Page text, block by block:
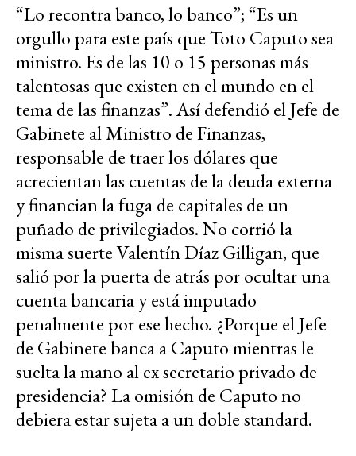
“Lo recontra banco, lo banco”; “Es un
orgullo para este país que Toto Caputo sea
ministro. Es de las 10 o 15 personas más
talentosas que existen en el mundo en el
tema de las finanzas”. Así defendió el Jefe de
Gabinete al Ministro de Finanzas,
responsable de traer los dólares que
acrecientan las cuentas de la deuda externa
y financian la fuga de capitales de un
puñado de privilegiados. No corrió la
misma suerte Valentín Díaz Gilligan, que
salió por la puerta de atrás por ocultar una
cuenta bancaria y está imputado
penalmente por ese hecho. ¿Porque el Jefe
de Gabinete banca a Caputo mientras le
suelta la mano al ex secretario privado de
presidencia? La omisión de Caputo no
debiera estar sujeta a un doble standard.